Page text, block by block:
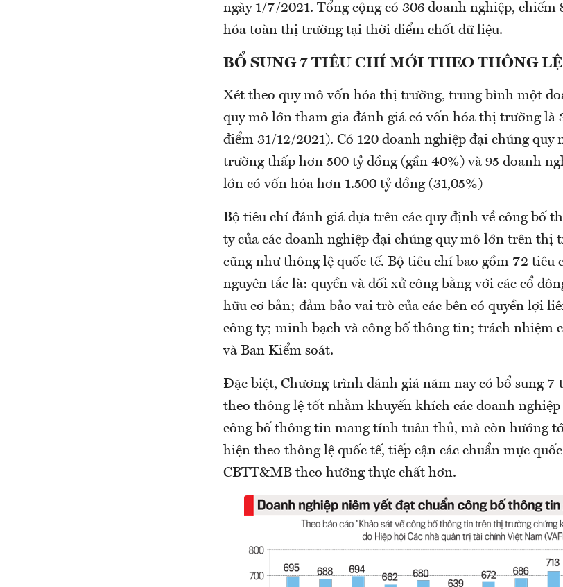
ngày 1/7/2021. Tổng cộng có 306 doanh nghiệp,
hóa toàn thị trường tại thời điểm chốt dữ liệu.
BỔ SUNG 7 TIÊU CHÍ MỚI THEO THÔNG
Xét theo quy mô vốn hóa thị trường, trung bình một
quy mô lớn tham gia đánh giá có vốn hóa thị trường là
điểm 31/12/2021). Có 120 doanh nghiệp đại chúng
trường thấp hơn 500 tỷ đồng (gần 40%) và 95 doanh
lớn có vốn hóa hơn 1.500 tỷ đồng (31,05%)
Bộ tiêu chí đánh giá dựa trên các quy định về công bố
ty của các doanh nghiệp đại chúng quy mô lớn trên thị
cũng như thông lệ quốc tế. Bộ tiêu chí bao gồm 72 tiêu
nguyên tắc là: quyền và đối xử công bằng với các cổ
hữu cơ bản; đảm bảo vai trò của các bên có quyền lợi
công ty; minh bạch và công bố thông tin; trách nhiệm
và Ban Kiểm soát.
Đặc biệt, Chương trình đánh giá năm nay có bổ sung 7
theo thông lệ tốt nhằm khuyến khích các doanh
công bố thông tin mang tính tuân thủ, mà còn hướng
hiện theo thông lệ quốc tế, tiếp cận các chuẩn mực
CBTT&MB theo hướng thực chất hơn.